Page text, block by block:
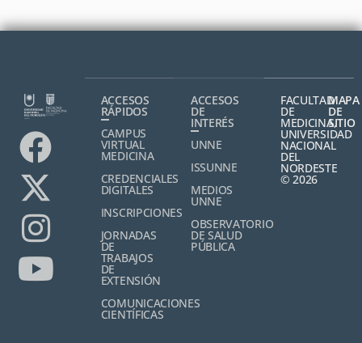
ACCESOS
RÁPIDOS
CAMPUS
VIRTUAL
MEDICINA
CREDENCIALES
DIGITALES
INSCRIPCIONES
JORNADAS
DE
TRABAJOS
DE
EXTENSIÓN
COMUNICACIONES
CIENTÍFICAS
ACCESOS
DE
INTERÉS
UNNE
ISSUNNE
MEDIOS
UNNE
OBSERVATORIO
DE SALUD
PÚBLICA
FACULTAD
DE
MEDICINA,
UNIVERSIDAD
NACIONAL
DEL
NORDESTE
© 2026
MAPA
DE
SITIO